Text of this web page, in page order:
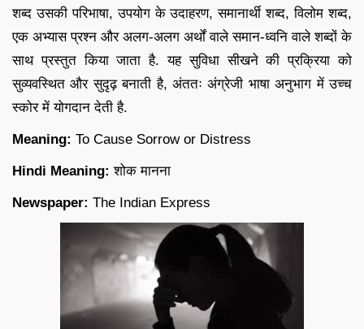
शब्द उसकी परिभाषा, उपयोग के उदाहरण, समानार्थी शब्द, विलोम शब्द,
एक अभ्यास प्रश्न और अलग-अलग अर्थों वाले समान-ध्वनि वाले शब्दों के
साथ प्रस्तुत किया जाता है. यह सुविधा सीखने की प्रक्रिया को
सुव्यवस्थित और सुदृढ़ बनाती है, अंततः अंग्रेजी भाषा अनुभाग में उच्च
स्कोर में योगदान देती है.
Meaning: To Cause Sorrow or Distress
Hindi Meaning: शोक मानना
Newspaper: The Indian Express